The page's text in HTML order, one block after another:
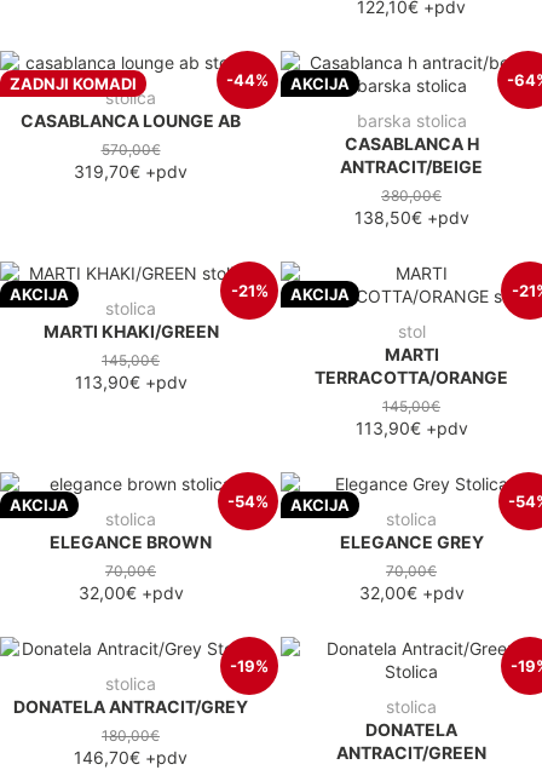
122,10€ +pdv
ZADNJI KOMADI -44%
stolica
CASABLANCA LOUNGE AB
570,00€
319,70€ +pdv
AKCIJA -
barska stolica
CASABLANCA H
ANTRACIT/BEIGE
380,00€
138,50€+pdv
AKCIJA -21%
stolica
MARTI KHAKI/GREEN
145,00€
113,90€+pdv
AKCIJA -
stol
MARTI
TERRACOTTA/ORANGE
145,00€
113,90€+pdv
AKCIJA -54%
stolica
ELEGANCE BROWN
70,00€
32,00€+pdv
AKCIJA -
stolica
ELEGANCE GREY
70,00€
32,00€+pdv
-19%
stolica
DONATELA ANTRACIT/GREY
180,00€
146,70€ +pdv
-
stolica
DONATELA
ANTRACIT/GREEN